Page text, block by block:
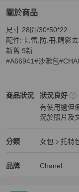
關於商品
關於CHANEL超稀
尺寸:28開/30*50*22
配件:卡.雷.防.冊.購影
新舊:9新
#A66941#沙灘包
商品狀況
Chanel女包商品狀態與
狀況良好
有使用過但
況於照片及
分類
Chanel 女包分類資訊
女包
托特
品牌
Chanel 精品女包品牌介紹
Chanel
Chanel 推薦清單